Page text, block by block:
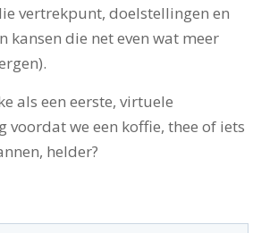
vertrekpunt, doelstellingen en
kansen die net even wat meer
als een eerste, virtuele
voordat we een koffie, thee of iets
helder?